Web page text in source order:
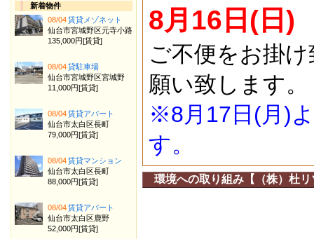
8月16日(日)
ご不便をお掛
願い致します。
※8月17日(月)
す。
環境への取り組み【（株）杜
新着物件
08/04賃貸メゾネット
仙台市宮城野区元寺小路
135,000円[賃貸]
08/04貸駐車場
仙台市宮城野区宮城野
11,000円[賃貸]
08/04賃貸アパート
仙台市太白区長町
79,000円[賃貸]
08/04賃貸マンション
仙台市太白区長町
88,000円[賃貸]
08/04賃貸アパート
仙台市太白区鹿野
52,000円[賃貸]